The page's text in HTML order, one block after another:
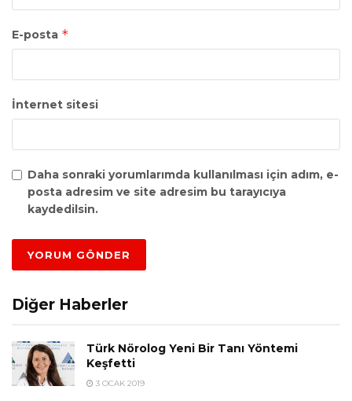
E-posta *
İnternet sitesi
Daha sonraki yorumlarımda kullanılması için adım, e-
posta adresim ve site adresim bu tarayıcıya
kaydedilsin.
Diğer Haberler
Türk Nörolog Yeni Bir Tanı Yöntemi
Keşfetti
3 OCAK 2019